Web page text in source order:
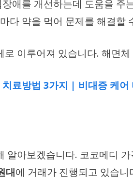
애를 개선하는데 도움을 주
다 약을 먹어 문제를 해결
로 이루어져 있습니다. 해면
치료방법 3가지 | 비대증 케
알아보겠습니다. 코코메디 가
대에 거래가 진행되고 있습니